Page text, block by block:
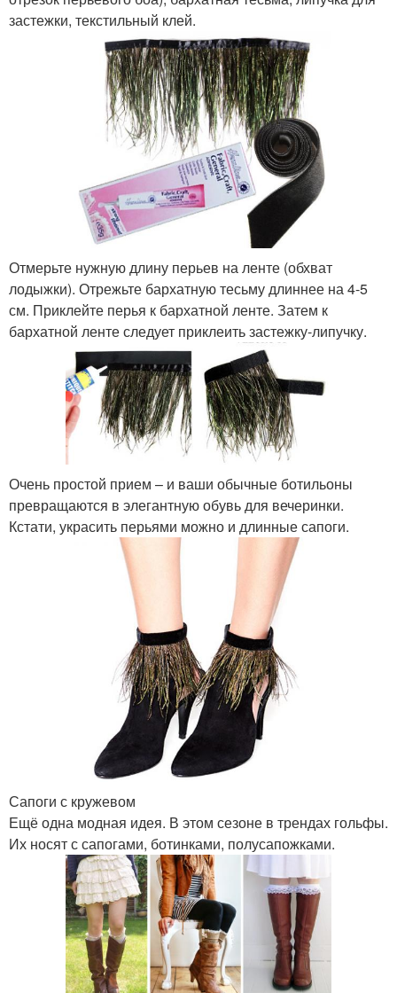
застежки, текстильный клей.
Отмерьте нужную длину перьев на ленте (обхват
лодыжки). Отрежьте бархатную тесьму длиннее на 4-5
см. Приклейте перья к бархатной ленте. Затем к
бархатной ленте следует приклеить застежку-липучку.
Очень простой прием – и ваши обычные ботильоны
превращаются в элегантную обувь для вечеринки.
Кстати, украсить перьями можно и длинные сапоги.
Сапоги с кружевом
Ещё одна модная идея. В этом сезоне в трендах гольфы.
Их носят с сапогами, ботинками, полусапожками.